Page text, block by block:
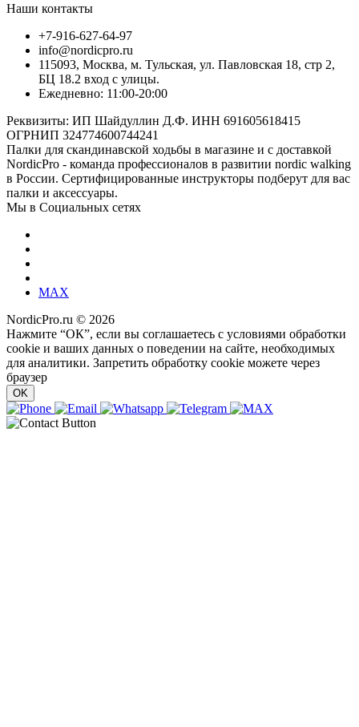
Наши контакты
+7-916-627-64-97
info@nordicpro.ru
115093, Москва, м. Тульская, ул. Павловская 18, стр 2,
БЦ 18.2 вход с улицы.
Ежедневно: 11:00-20:00
Реквизиты: ИП Шайдуллин Д.Ф. ИНН 691605618415
ОГРНИП 324774600744241
Палки для скандинавской ходьбы в магазине и с доставкой
NordicPro - команда профессионалов в развитии nordic walking
в России. Сертифицированные инструкторы подберут для вас
палки и аксессуары.
Мы в Социальных сетях
MAX
NordicPro.ru © 2026
Нажмите “ОК”, если вы соглашаетесь с условиями обработки
cookie и ваших данных о поведении на сайте, необходимых
для аналитики. Запретить обработку cookie можете через
браузер
OK